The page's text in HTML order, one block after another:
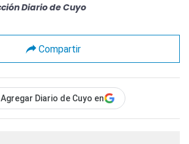
Diario de Cuyo
Compartir
Agregar Diario de Cuyo en